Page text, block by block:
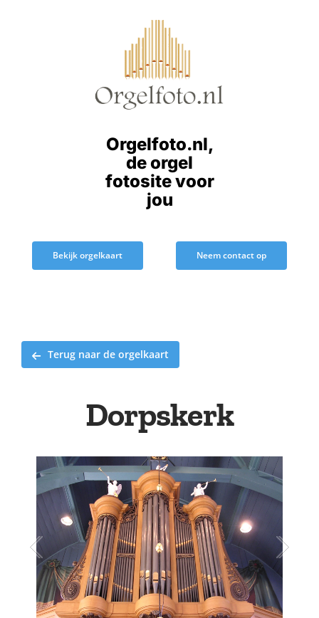
Orgelfoto.nl,
de orgel
fotosite voor
jou
Bekijk orgelkaart Neem contact op
Terug naar de orgelkaart
Dorpskerk